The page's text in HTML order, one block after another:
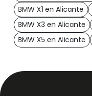
BMW X1 en Alicante
BMW X3 en Alicante
BMW X5 en Alicante